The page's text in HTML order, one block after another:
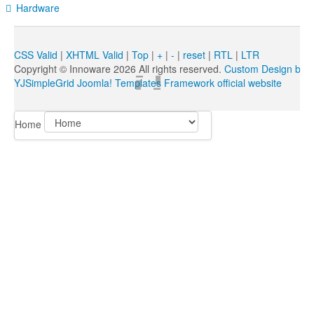
Hardware
CSS Valid | XHTML Valid | Top | + | - | reset | RTL | LTR
Copyright © Innoware 2026 All rights reserved. Custom Design by
YJSimpleGrid Joomla! Templates Framework official website
Home